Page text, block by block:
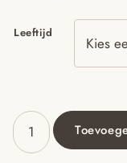
Leeftijd
Twisthaarband
caramel